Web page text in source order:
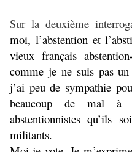
Sur la deuxième
moi, l’abstention et
vieux français
comme je ne suis pas
j’ai peu de sympathie
beaucoup de mal à
abstentionnistes qu’ils
militants.